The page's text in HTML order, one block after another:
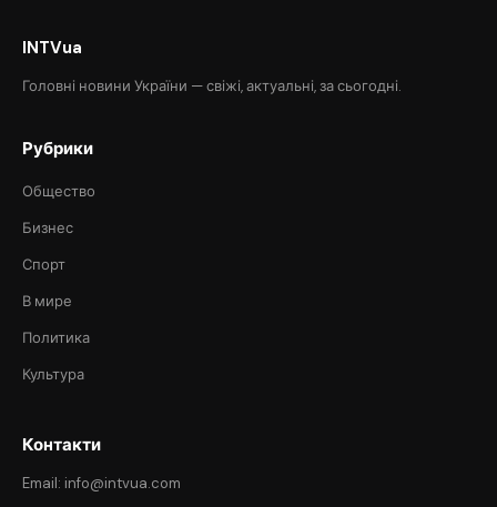
INTVua
Головні новини України — свіжі, актуальні, за сьогодні.
Рубрики
Общество
Бизнес
Спорт
В мире
Политика
Культура
Контакти
Email: info@intvua.com